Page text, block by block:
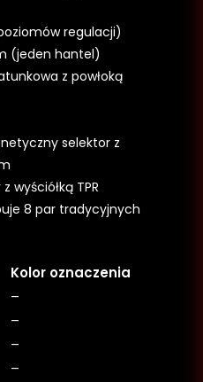
regulacji)
(jeden hantel)
z powłoką
selektor z
wyściółką TPR
8 par tradycyjnych
Kolor oznaczenia
–
–
–
–